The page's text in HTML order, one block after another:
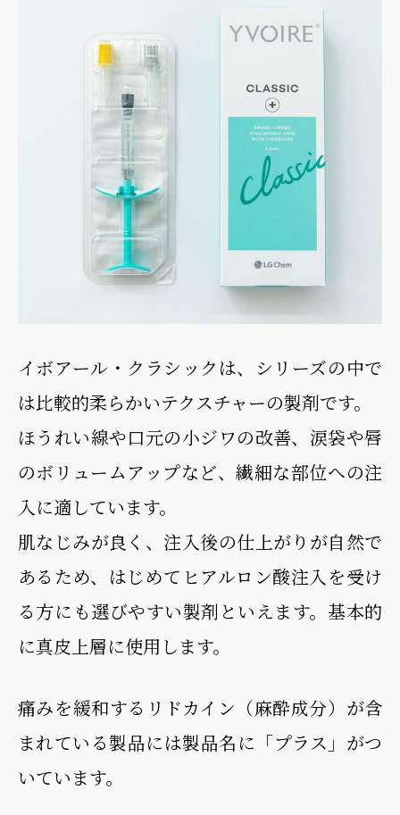
イボアール・クラシックは、シリーズの中で
は比較的柔らかいテクスチャーの製剤です。
ほうれい線や口元の小ジワの改善、涙袋や唇
のボリュームアップなど、繊細な部位への注
入に適しています。
肌なじみが良く、注入後の仕上がりが自然で
あるため、はじめてヒアルロン酸注入を受け
る方にも選びやすい製剤といえます。基本的
に真皮上層に使用します。
痛みを緩和するリドカイン（麻酔成分）が含
まれている製品には製品名に「プラス」がつ
いています。